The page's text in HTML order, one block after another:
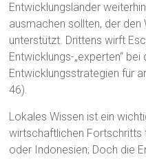
Entwicklungsländer
ausmachen sollten, der
unterstützt. Drittens wirft
Entwicklungs-„experten“
Entwicklungsstrategien für
46).
Lokales Wissen ist ein
wirtschaftlichen Fortschritts
oder Indonesien; Doch die